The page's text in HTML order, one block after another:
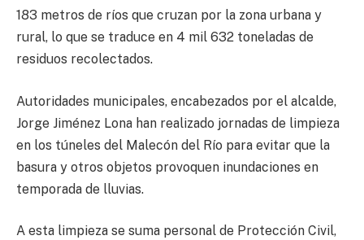
183 metros de ríos que cruzan por la zona urbana y
rural, lo que se traduce en 4 mil 632 toneladas de
residuos recolectados.
Autoridades municipales, encabezados por el alcalde,
Jorge Jiménez Lona han realizado jornadas de limpieza
en los túneles del Malecón del Río para evitar que la
basura y otros objetos provoquen inundaciones en
temporada de lluvias.
A esta limpieza se suma personal de Protección Civil,